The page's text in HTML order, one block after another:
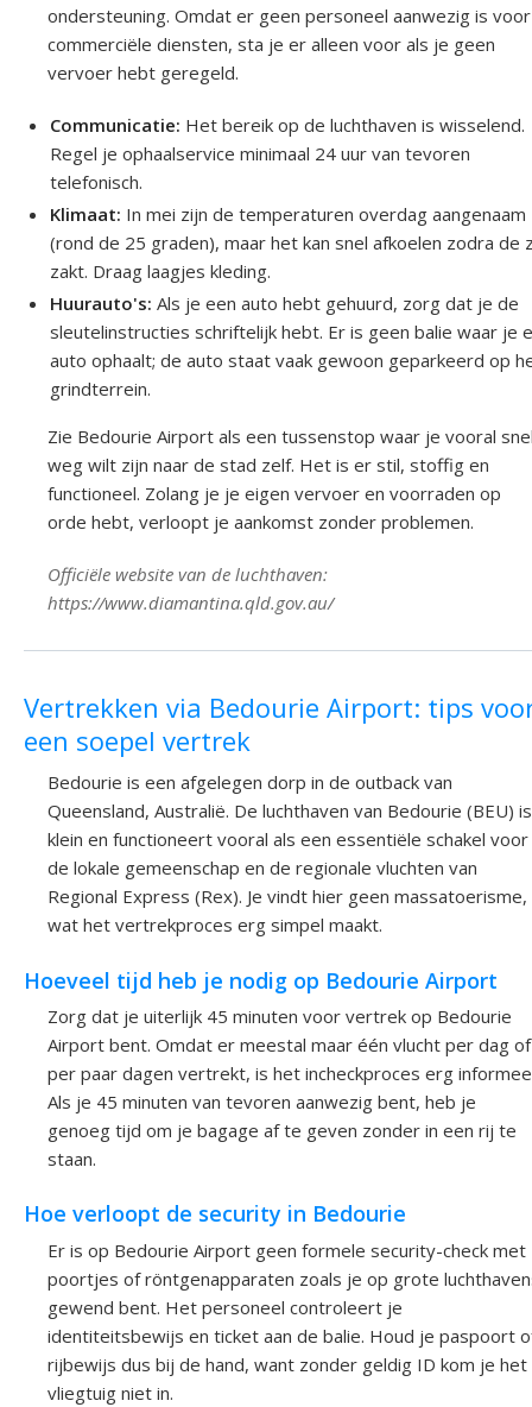
ondersteuning. Omdat er geen personeel aanwezig is voor
commerciële diensten, sta je er alleen voor als je geen
vervoer hebt geregeld.
Communicatie: Het bereik op de luchthaven is wisselend.
Regel je ophaalservice minimaal 24 uur van tevoren
telefonisch.
Klimaat: In mei zijn de temperaturen overdag aangenaam
(rond de 25 graden), maar het kan snel afkoelen zodra de
zakt. Draag laagjes kleding.
Huurauto's: Als je een auto hebt gehuurd, zorg dat je de
sleutelinstructies schriftelijk hebt. Er is geen balie waar je
auto ophaalt; de auto staat vaak gewoon geparkeerd op
grindterrein.
Zie Bedourie Airport als een tussenstop waar je vooral
weg wilt zijn naar de stad zelf. Het is er stil, stoffig en
functioneel. Zolang je je eigen vervoer en voorraden op
orde hebt, verloopt je aankomst zonder problemen.
Officiële website van de luchthaven:
https://www.diamantina.qld.gov.au/
Vertrekken via Bedourie Airport: tips
een soepel vertrek
Bedourie is een afgelegen dorp in de outback van
Queensland, Australië. De luchthaven van Bedourie (BEU) is
klein en functioneert vooral als een essentiële schakel voor
de lokale gemeenschap en de regionale vluchten van
Regional Express (Rex). Je vindt hier geen massatoerisme,
wat het vertrekproces erg simpel maakt.
Hoeveel tijd heb je nodig op Bedourie Airport
Zorg dat je uiterlijk 45 minuten voor vertrek op Bedourie
Airport bent. Omdat er meestal maar één vlucht per dag of
per paar dagen vertrekt, is het incheckproces erg
Als je 45 minuten van tevoren aanwezig bent, heb je
genoeg tijd om je bagage af te geven zonder in een rij te
staan.
Hoe verloopt de security in Bedourie
Er is op Bedourie Airport geen formele security-check met
poortjes of röntgenapparaten zoals je op grote
gewend bent. Het personeel controleert je
identiteitsbewijs en ticket aan de balie. Houd je paspoort
rijbewijs dus bij de hand, want zonder geldig ID kom je het
vliegtuig niet in.